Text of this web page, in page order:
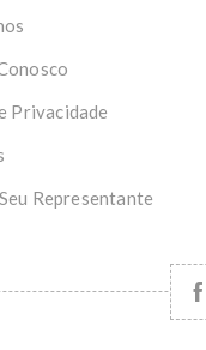
Privacidade
Representante